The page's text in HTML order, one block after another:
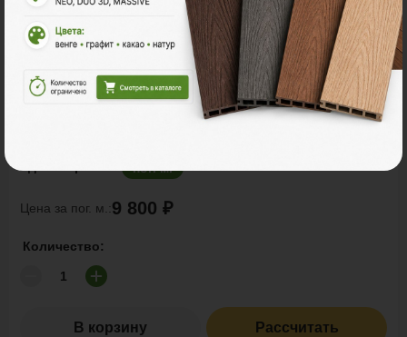
Заборы и ограждения
POLYWOOD™ ШТАКЕТНИК
пог. м.
Цена за пог. м.:9 800 ₽
Количество:
В корзину Рассчитать